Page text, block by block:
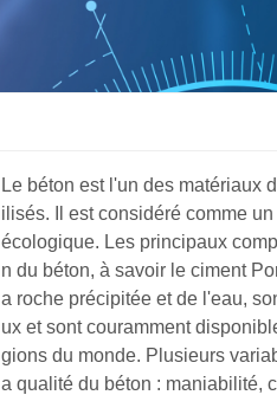
Le béton est l'un des matériaux
ilisés. Il est considéré comme
écologique. Les principaux
n du béton, à savoir le ciment
a roche précipitée et de l'eau,
ux et sont couramment
gions du monde. Plusieurs
a qualité du béton : maniabilité,